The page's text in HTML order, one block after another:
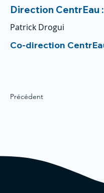
Direction CentrEau :
Patrick Drogui
Co-direction
Précédent